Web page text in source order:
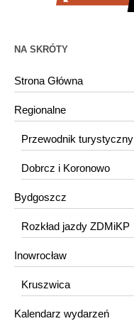
NA SKRÓTY
Strona Główna
Regionalne
Przewodnik turystyczny
Dobrcz i Koronowo
Bydgoszcz
Rozkład jazdy ZDMiKP
Inowrocław
Kruszwica
Kalendarz wydarzeń